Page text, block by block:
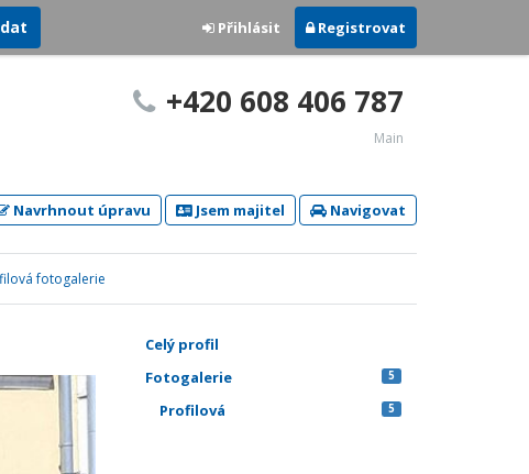
Přihlásit Registrovat
+420 608 406 787
Main
Navrhnout úpravu Jsem majitel Navigovat
fotogalerie
Celý profil
Fotogalerie
5
Profilová 5